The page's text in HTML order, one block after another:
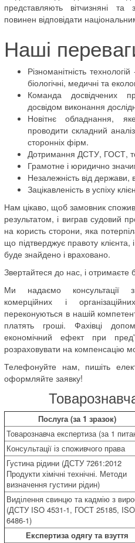
представляють вітчизняні
повинен відповідати
Наші
Різноманітність
біологічні, медичні та
Команда досвідчених
досвідом виконання
Новітнє обладнання,
проводити складний
сторонніх фірм.
Дотримання ДСТУ, ГОСТ,
Грамотне і юридично
Незалежність від держави,
Зацікавленість в успіху
Нам цікаво, щоб замовник
результатом, і виграв судовий
на користь сторони, яка
що підтверджує правоту клієнта,
буде знайдено і враховано.
Звертайтеся до нас, і отримаєте
Ми надаємо консультації
комерційних і
переконуються в нашій
платять гроші. Фахівці
економічний ефект при
розраховувати на компенсацію
Телефонуйте нам, пишіть
оформляйте заявку!
Послуга (за 1 зразок)
Товарознавча експертиза (за 1
Консультації із споживчого права
Густина рідини (ДСТУ 7261:2012
Продукти хімічні технічні. Методи
визначення густини рідин)
Виділення свинцю та кадмію з
(ДСТУ ISO 4531-1, ГОСТ 25185, ISO
6486-1)
Експертиза одягу та взуття